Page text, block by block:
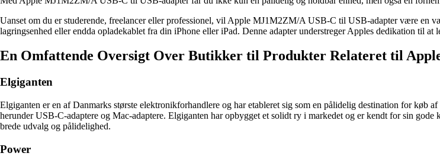
Uanset om du er studerende, freelancer eller professionel, vil Apple MJ1M2ZM/A USB-C til USB-adapter være en
lagringsenhed eller endda opladekablet fra din iPhone eller iPad. Denne adapter understreger Apples dedikation til
En Omfattende Oversigt Over Butikker til Produkter Relateret til
Elgiganten
Elgiganten er en af Danmarks største elektronikforhandlere og har etableret sig som en pålidelig destination for
herunder USB-C-adaptere og Mac-adaptere. Elgiganten har opbygget et solidt ry i markedet og er kendt for sin
brede udvalg og pålidelighed.
Power